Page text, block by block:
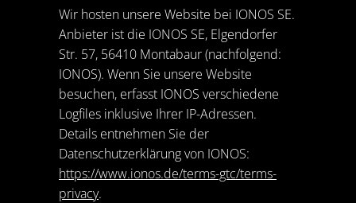
Wir hosten unsere Website bei IONOS SE.
Anbieter ist die IONOS SE, Elgendorfer
Str. 57, 56410 Montabaur (nachfolgend:
IONOS). Wenn Sie unsere Website
besuchen, erfasst IONOS verschiedene
Logfiles inklusive Ihrer IP-Adressen.
Details entnehmen Sie der
Datenschutzerklärung von IONOS:
https://www.ionos.de/terms-gtc/terms-
privacy.